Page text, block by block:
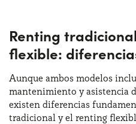
Renting
flexible:
Aunque ambos modelos
mantenimiento y asistencia
existen diferencias
tradicional y el renting